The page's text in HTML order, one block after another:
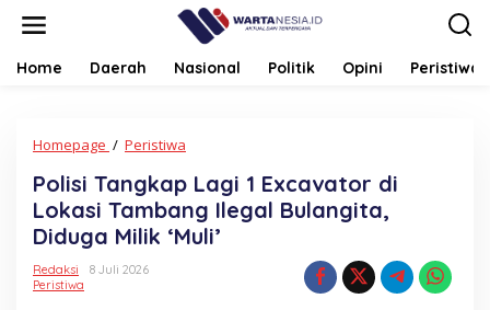
Home Daerah Nasional Politik Opini Peristiwa
Homepage / Peristiwa
Lagi
1
Excavator
di
Polisi Tangkap Lagi 1 Excavator di
Lokasi Tambang Ilegal Bulangita,
Diduga Milik ‘Muli’
Redaksi
8 Juli 2026
Peristiwa